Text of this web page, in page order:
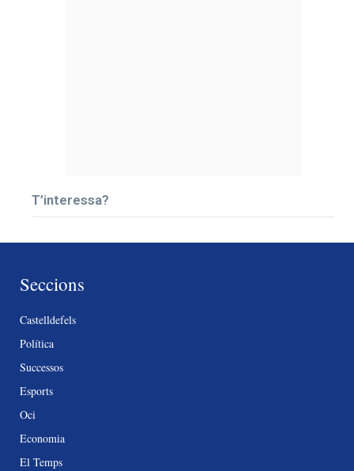
T’interessa?
Seccions
Castelldefels
Política
Successos
Esports
Oci
Economia
El Temps